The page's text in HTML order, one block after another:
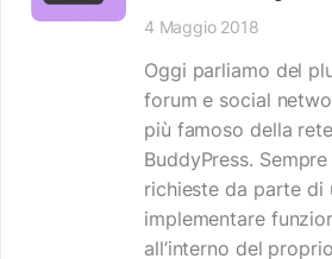
4 Maggio 2018
Oggi parliamo del
forum e social
più famoso della
BuddyPress.
richieste da parte di
implementare
all’interno del